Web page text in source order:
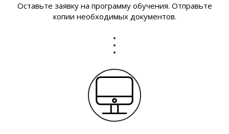
Оставьте заявку на программу обучения. Отправьте
копии необходимых документов.